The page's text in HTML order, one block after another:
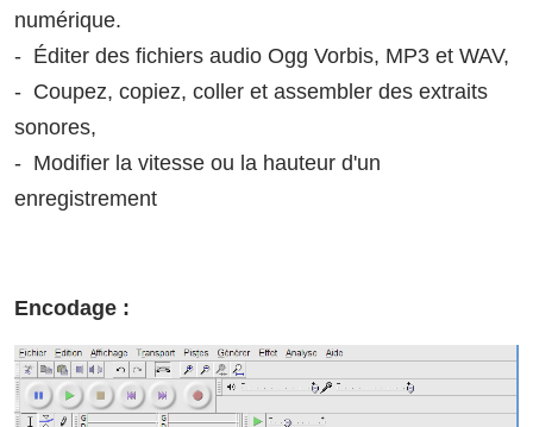
numérique.
- Éditer des fichiers audio Ogg Vorbis, MP3 et WAV,
- Coupez, copiez, coller et assembler des extraits
sonores,
- Modifier la vitesse ou la hauteur d'un
enregistrement
Encodage :